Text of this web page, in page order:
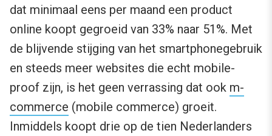
dat minimaal eens per maand een product
online koopt gegroeid van 33% naar 51%. Met
de blijvende stijging van het smartphonegebruik
en steeds meer websites die echt mobile-
proof zijn, is het geen verrassing dat ook m-
commerce (mobile commerce) groeit.
Inmiddels koopt drie op de tien Nederlanders